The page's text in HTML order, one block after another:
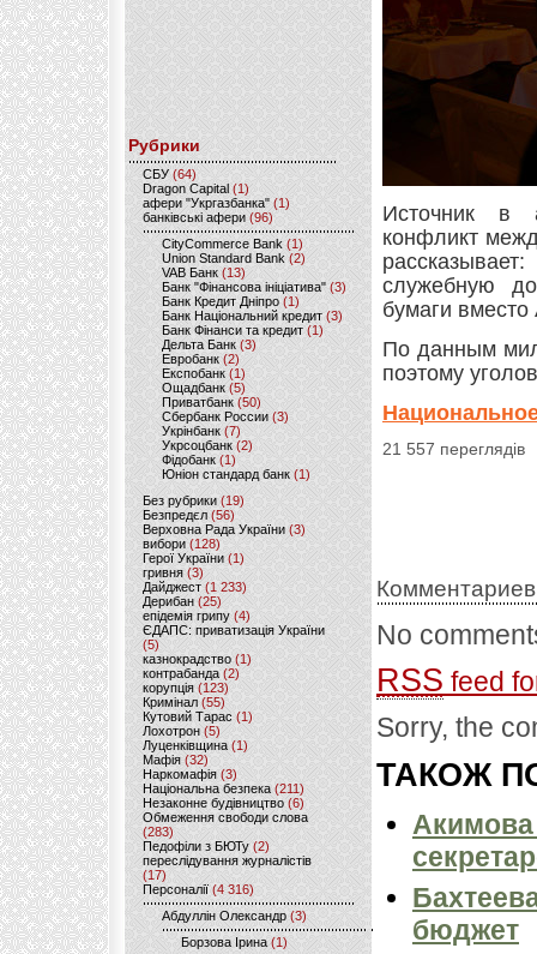
Рубрики
CБУ (64)
Dragon Capital (1)
афери "Укргазбанка" (1)
банківські афери (96)
CityCommerce Bank (1)
Union Standard Bank (2)
VAB Банк (13)
Банк "Фінансова ініціатива" (3)
Банк Кредит Дніпро (1)
Банк Національний кредит (3)
Банк Фінанси та кредит (1)
Дельта Банк (3)
Евробанк(2)
Експобанк (1)
Ощадбанк(5)
Приватбанк (50)
Сбербанк России (3)
Укрінбанк(7)
Укрсоцбанк (2)
Фідобанк (1)
Юніон стандард банк(1)
Без рубрики (19)
Безпредєл(56)
Верховна Рада України (3)
вибори(128)
Герої України(1)
гривня (3)
Дайджест (1 233)
Дерибан (25)
епідемія грипу (4)
ЄДАПС: приватизація України
(5)
казнокрадство (1)
контрабанда (2)
корупція (123)
Кримінал (55)
Кутовий Тарас (1)
Лохотрон(5)
Луценківщина (1)
Мафія (32)
Наркомафія (3)
Національна безпека (211)
Незаконне будівництво(6)
Обмеження свободи слова
(283)
Педофіли з БЮТу (2)
переслідування журналістів
(17)
Персоналії (4 316)
Абдуллін Олександр (3)
Борзова Ірина(1)
Источник в
конфликт
служебную
бумаги
По данным
поэтому
21 557 переглядів
No
RSS feed
Sorry, the
ТАКОЖ
бюджет